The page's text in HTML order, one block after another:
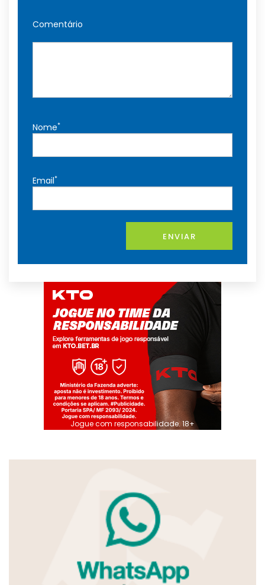
Comentário
Nome*
Email*
ENVIAR
Jogue com responsabilidade. 18+